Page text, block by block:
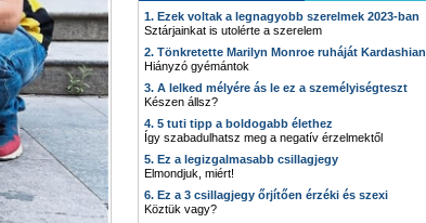
1. Ezek voltak a legnagyobb szerelmek 2023-ban
Sztárjainkat is utolérte a szerelem
2. Tönkretette Marilyn Monroe ruháját Kardashian
Hiányzó gyémántok
3. A lelked mélyére ás le ez a személyiségteszt
Készen állsz?
4. 5 tuti tipp a boldogabb élethez
Így szabadulhatsz meg a negatív érzelmektől
5. Ez a legizgalmasabb csillagjegy
Elmondjuk, miért!
6. Ez a 3 csillagjegy őrjítően érzéki és szexi
Köztük vagy?